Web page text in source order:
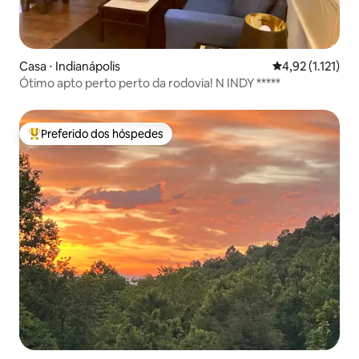
Casa ⋅ Indianápolis 4,92 de uma
4,92 (1.121)
Ótimo apto perto perto da rodovia! N INDY *****
Entre os melhores preferidos dos hóspedes
Preferido dos hóspedes